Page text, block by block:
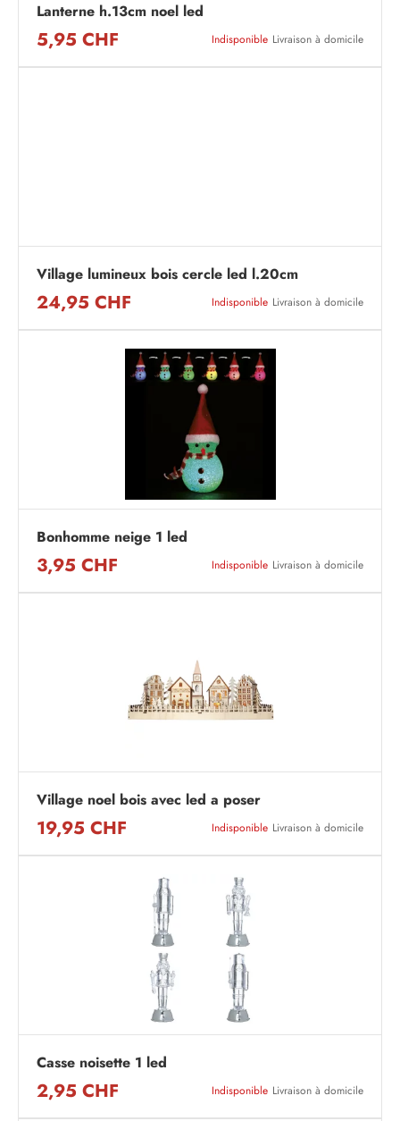
Lanterne h.13cm noel led
5,95 CHF Indisponible Livraison à domicile
Village lumineux bois cercle led l.20cm
24,95 CHF Indisponible Livraison à domicile
Bonhomme neige 1 led
3,95 CHF Indisponible Livraison à domicile
Village noel bois avec led a poser
19,95 CHF Indisponible Livraison à domicile
Casse noisette 1 led
2,95 CHF Indisponible Livraison à domicile